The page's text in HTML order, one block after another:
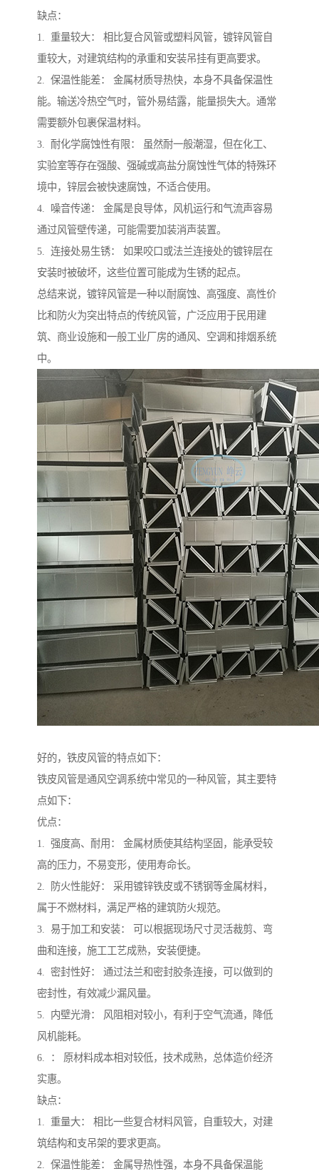
缺点：
1. 重量较大： 相比复合风管或塑料风管，镀锌风管自
重较大，对建筑结构的承重和安装吊挂有更高要求。
2. 保温性能差： 金属材质导热快，本身不具备保温性
能。输送冷热空气时，管外易结露，能量损失大。通常
需要额外包裹保温材料。
3. 耐化学腐蚀性有限： 虽然耐一般潮湿，但在化工、
实验室等存在强酸、强碱或高盐分腐蚀性气体的特殊环
境中，锌层会被快速腐蚀，不适合使用。
4. 噪音传递： 金属是良导体，风机运行和气流声容易
通过风管壁传递，可能需要加装消声装置。
5. 连接处易生锈： 如果咬口或法兰连接处的镀锌层在
安装时被破坏，这些位置可能成为生锈的起点。
总结来说，镀锌风管是一种以耐腐蚀、高强度、高性价
比和防火为突出特点的传统风管，广泛应用于民用建
筑、商业设施和一般工业厂房的通风、空调和排烟系统
中。
好的，铁皮风管的特点如下：
铁皮风管是通风空调系统中常见的一种风管，其主要特
点如下：
优点：
1. 强度高、耐用： 金属材质使其结构坚固，能承受较
高的压力，不易变形，使用寿命长。
2. 防火性能好： 采用镀锌铁皮或不锈钢等金属材料，
属于不燃材料，满足严格的建筑防火规范。
3. 易于加工和安装： 可以根据现场尺寸灵活裁剪、弯
曲和连接，施工工艺成熟，安装便捷。
4. 密封性好： 通过法兰和密封胶条连接，可以做到的
密封性，有效减少漏风量。
5. 内壁光滑： 风阻相对较小，有利于空气流通，降低
风机能耗。
6. ： 原材料成本相对较低，技术成熟，总体造价经济
实惠。
缺点：
1. 重量大： 相比一些复合材料风管，自重较大，对建
筑结构和支吊架的要求更高。
2. 保温性能差： 金属导热性强，本身不具备保温能